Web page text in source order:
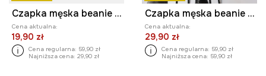
Czapka męska beanie prążkowana
Cena aktualna:
19,90 zł
Cena regularna: 59,90 zł
Najniższa cena: 29,90 zł
Czapka męska beanie prążkowana
Cena aktualna:
29,90 zł
Cena regularna: 59,90 zł
Najniższa cena: 59,90 zł